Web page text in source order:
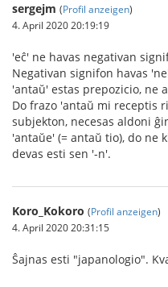
sergejm (Profil anzeigen)
4. April 2020 20:19:19
'eĉ' ne havas negativan
Negativan signifon havas
'antaŭ' estas prepozicio, ne
Do frazo 'antaŭ mi receptis
subjekton, necesas aldoni
'antaŭe' (= antaŭ tio), do ne
devas esti sen '-n'.
Koro_Kokoro (Profil anzeigen)
4. April 2020 20:31:15
Ŝajnas esti "japanologio".